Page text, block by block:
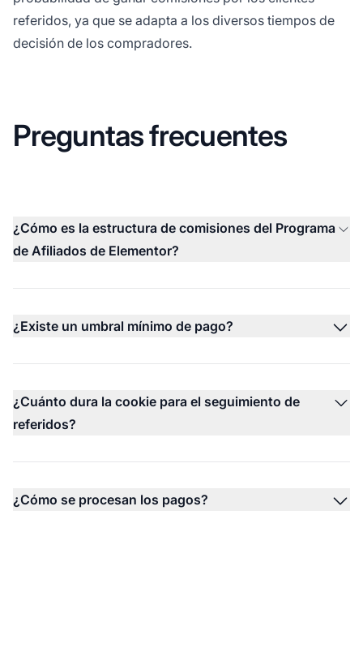
referidos, ya que se adapta a los diversos tiempos de
decisión de los compradores.
Preguntas frecuentes
¿Cómo es la estructura de comisiones del Programa
de Afiliados de Elementor?
¿Existe un umbral mínimo de pago?
¿Cuánto dura la cookie para el seguimiento de
referidos?
¿Cómo se procesan los pagos?